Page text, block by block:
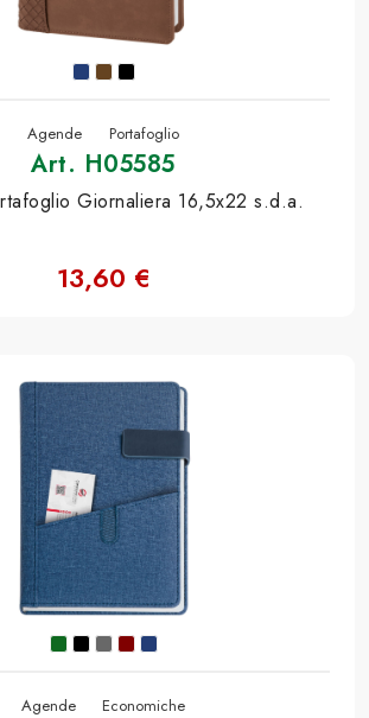
Agende Portafoglio
Art. H05585
Giornaliera 16,5x22 s.d.a.
13,60 €
Agende Economiche